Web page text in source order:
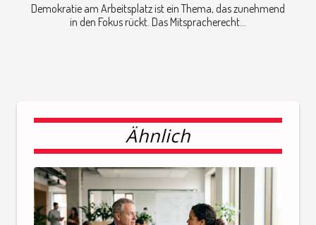
Demokratie am Arbeitsplatz ist ein Thema, das zunehmend
in den Fokus rückt. Das Mitspracherecht...
Ähnlich